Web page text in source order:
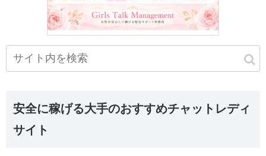
安全に稼げる大手のおすすめチャットレディ
サイト